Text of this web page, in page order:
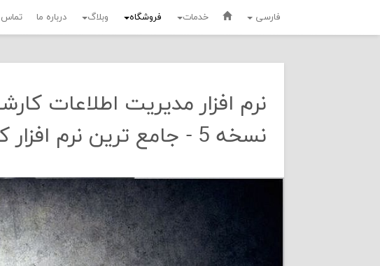
فارسی خدمات فروشگاه وبلاگ درباره ما تماس
نرم افزار مدیریت اطلاعات
نسخه 5 - جامع ترین نرم افزار کارشناسی خودرو کشور - محصولی از شرکت توسن